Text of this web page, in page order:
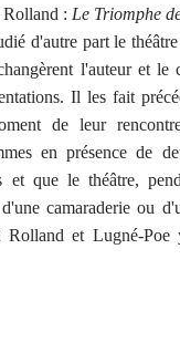
: Le Triomphe
d'autre part le
l'auteur et
Il les fait
de leur
en présence de
et que le théâtre,
camaraderie ou
et Lugné-Poe